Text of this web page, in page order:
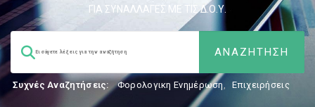
ΓΙΑ ΣΥΝΑΛΛΑΓΕΣ ΜΕ ΤΙΣ Δ.Ο.Υ.
Συχνές Αναζητήσεις: Φορολογικη Ενημέρωση, Επιχειρήσεις